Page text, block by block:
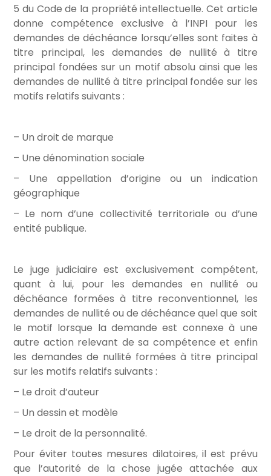
5 du Code de la propriété intellectuelle. Cet article
donne compétence exclusive à l’INPI pour les
demandes de déchéance lorsqu’elles sont faites à
titre principal, les demandes de nullité à titre
principal fondées sur un motif absolu ainsi que les
demandes de nullité à titre principal fondée sur les
motifs relatifs suivants :
– Un droit de marque
– Une dénomination sociale
– Une appellation d’origine ou un indication
géographique
– Le nom d’une collectivité territoriale ou d’une
entité publique.
Le juge judiciaire est exclusivement compétent,
quant à lui, pour les demandes en nullité ou
déchéance formées à titre reconventionnel, les
demandes de nullité ou de déchéance quel que soit
le motif lorsque la demande est connexe à une
autre action relevant de sa compétence et enfin
les demandes de nullité formées à titre principal
sur les motifs relatifs suivants :
– Le droit d’auteur
– Un dessin et modèle
– Le droit de la personnalité.
Pour éviter toutes mesures dilatoires, il est prévu
que l’autorité de la chose jugée attachée aux